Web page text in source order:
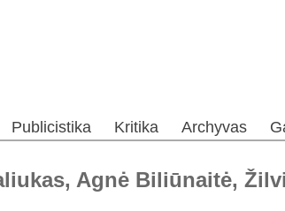
Publicistika Kritika Archyvas
Agnė Biliūnaitė,